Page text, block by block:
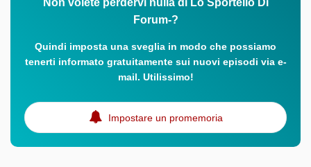
Forum-?
Quindi imposta una sveglia in modo che possiamo
tenerti informato gratuitamente sui nuovi episodi via e-
mail. Utilissimo!
Impostare un promemoria